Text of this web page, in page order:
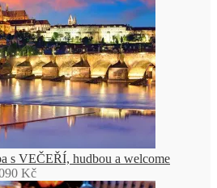
s VEČEŘÍ, hudbou a welcome
Kč